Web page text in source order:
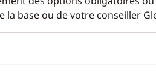
la base ou de votre conseiller